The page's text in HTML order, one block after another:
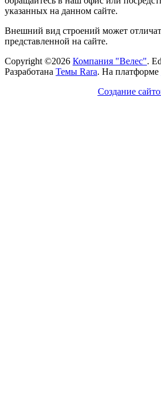
указанных на данном сайте.
Внешний вид строений может
представленной на сайте.
Copyright ©2026 Компания "Велес".
Разработана Темы Rara. На платформе
Создание